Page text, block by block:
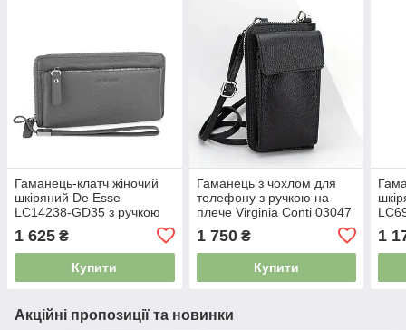
Гаманець-клатч жіночий
шкіряний De Esse
LC14238-GD35 з ручкою
1 625 ₴
Купити
Гаманець з чохлом для
телефону з ручкою на
плече Virginia Conti 03047
1 750₴
Купити
1
Акційні пропозиції та новинки